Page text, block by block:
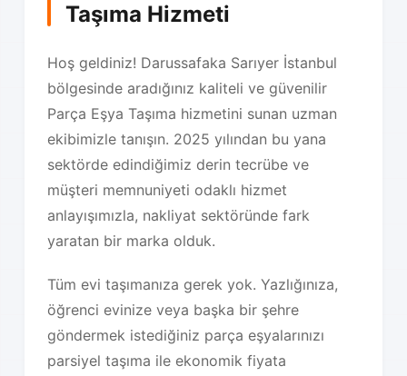
Taşıma Hizmeti
Hoş geldiniz! Darussafaka Sarıyer İstanbul
bölgesinde aradığınız kaliteli ve güvenilir
Parça Eşya Taşıma hizmetini sunan uzman
ekibimizle tanışın. 2025 yılından bu yana
sektörde edindiğimiz derin tecrübe ve
müşteri memnuniyeti odaklı hizmet
anlayışımızla, nakliyat sektöründe fark
yaratan bir marka olduk.
Tüm evi taşımanıza gerek yok. Yazlığınıza,
öğrenci evinize veya başka bir şehre
göndermek istediğiniz parça eşyalarınızı
parsiyel taşıma ile ekonomik fiyata